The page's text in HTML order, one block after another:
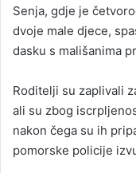
Senja, gdje je
dvoje male djece,
dasku s mališanima
Roditelji su zaplivali
ali su zbog
nakon čega su ih
pomorske policije